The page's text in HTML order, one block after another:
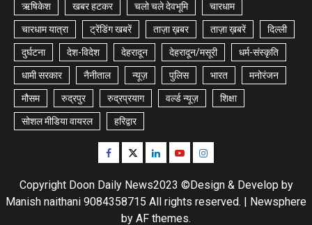
ऋषिकेश खबर हटकर चलो चले देवभूमि चारधाम
चारधाम यात्रा ट्रेंडिंग खबरें ताज़ा ख़बर ताज़ा ख़बरें दिल्ली
दुर्घटना देश-विदेश देहरादून देहरादून/मसूरी धर्म-संस्कृति
धामी सरकार नैनीताल न्यूज़ पुलिस भारत मनोरंजन
मौसम रुद्रपुर रुद्रप्रयाग वर्ल्ड न्यूज़ शिक्षा
सोशल मीडिया वायरल हरिद्वार
Facebook
TwitterLinkedinYoutubeInstagram
Copyright Doon Daily News2023 ©Design & Develop by
Manish naithani 9084358715 All rights reserved.
Newsphere
by AF themes.